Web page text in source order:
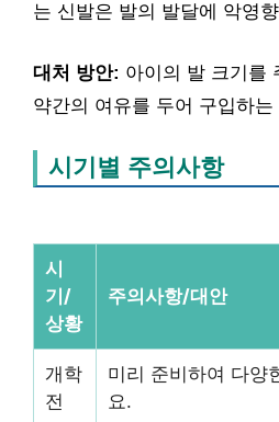
는 신발은 발의 발달에 악영
대처 방안: 아이의 발 크기를
약간의 여유를 두어 구입하
시기별 주의사항
시
기/
상황
주의사항/대안
개학
전
미리 준비하여 다양
요.